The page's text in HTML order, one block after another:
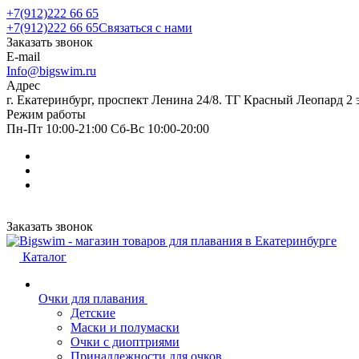
+7(912)222 66 65
+7(912)222 66 65Связаться с нами
Заказать звонок
E-mail
Info@bigswim.ru
Адрес
г. Екатеринбург, проспект Ленина 24/8. ТГ Красный Леопард 2
Режим работы
Пн-Пт 10:00-21:00 Сб-Вс 10:00-20:00
Заказать звонок
Каталог
Очки для плавания
Детские
Маски и полумаски
Очки с диоптриями
Принадлежности для очков